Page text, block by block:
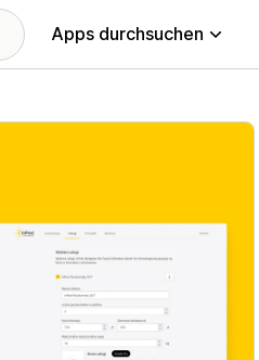
Apps durchsuchen